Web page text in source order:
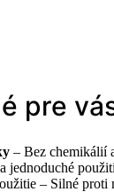
pre
– Bez chemikálií